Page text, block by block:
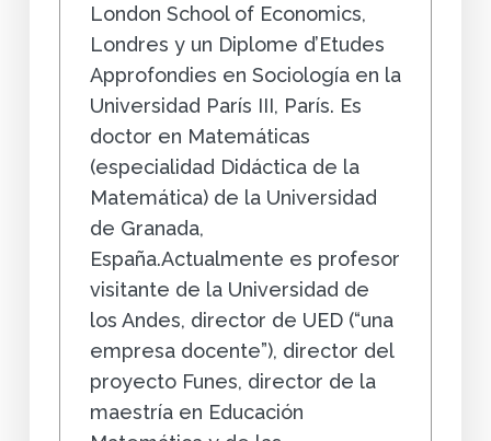
London School of Economics,
Londres y un Diplome d’Etudes
Approfondies en Sociología en la
Universidad París III, París. Es
doctor en Matemáticas
(especialidad Didáctica de la
Matemática) de la Universidad
de Granada,
España.Actualmente es profesor
visitante de la Universidad de
los Andes, director de UED (“una
empresa docente”), director del
proyecto Funes, director de la
maestría en Educación